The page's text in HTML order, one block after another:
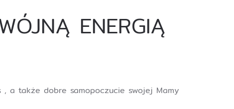
ENERGIĄ
a także dobre samopoczucie swojej Mamy